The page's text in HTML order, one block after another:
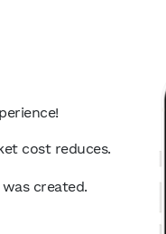
cost reduces.
created.